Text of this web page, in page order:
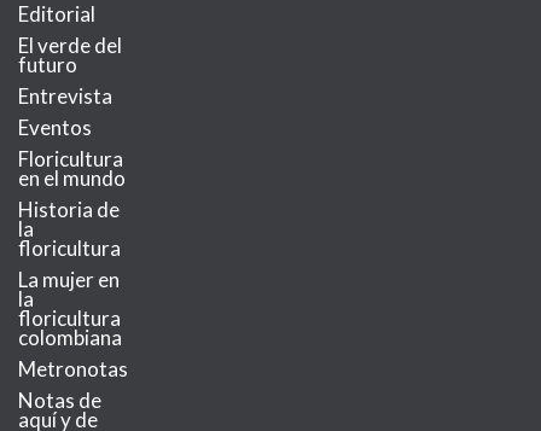
Editorial
El verde del
futuro
Entrevista
Eventos
Floricultura
en el mundo
Historia de
la
floricultura
La mujer en
la
floricultura
colombiana
Metronotas
Notas de
aquí y de